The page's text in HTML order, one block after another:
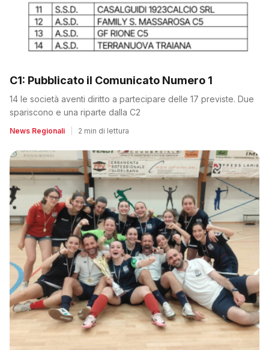
C1: Pubblicato il Comunicato Numero 1
14 le società aventi diritto a partecipare delle 17 previste. Due
spariscono e una riparte dalla C2
News Regionali 2 min di lettura